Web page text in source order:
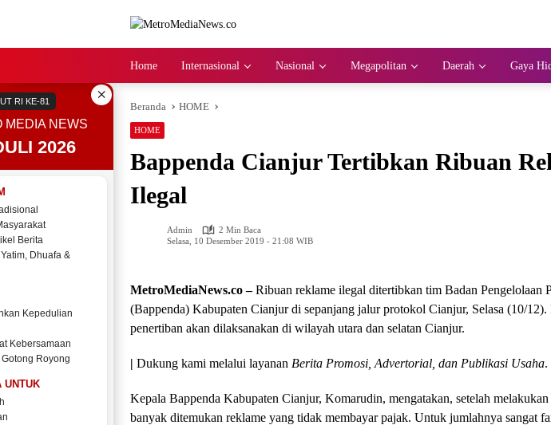
Home Internasional Nasional Megapolitan Daerah Gaya
×
RI KE-81
MEDIA NEWS
2026
Berita
Dhuafa &
Kepedulian
Kebersamaan
Royong
UNTUK
Beranda HOME
HOME
Bappenda Cianjur Tertibkan Ribuan
Ilegal
Admin
2 Min Baca
Selasa, 10 Desember 2019 - 21:08 WIB
MetroMediaNews.co –Ribuan reklame ilegal ditertibkan tim Badan Pengelolaan
(Bappenda) Kabupaten Cianjur di sepanjang jalur protokol Cianjur, Selasa (10/12).
penertiban akan dilaksanakan di wilayah utara dan selatan Cianjur.
| Dukung kami melalui layanan Berita Promosi, Advertorial, dan Publikasi Usaha.
Kepala Bappenda Kabupaten Cianjur, Komarudin, mengatakan, setelah melakukan
banyak ditemukan reklame yang tidak membayar pajak. Untuk jumlahnya sangat